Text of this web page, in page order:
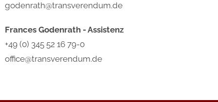
godenrath@transverendum.de
Frances Godenrath - Assistenz
+49 (0) 345 52 16 79-0
office@transverendum.de